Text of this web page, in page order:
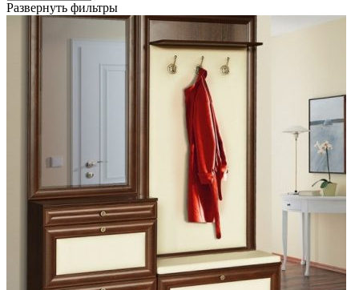
Развернуть фильтры